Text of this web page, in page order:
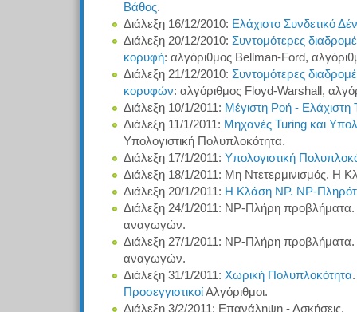
Βάθος.
Διάλεξη 16/12/2010: Ελάχιστο Συνδετικό
Διάλεξη 20/12/2010: Συντομότερες
κορυφή: αλγόριθμος Bellman-Ford,
Διάλεξη 21/12/2010: Συντομότερες
κορυφών: αλγόριθμος Floyd-Warshall,
Διάλεξη 10/1/2011: Μέγιστη Ροή - Ελάχιστη
Διάλεξη 11/1/2011: Μηχανές Turing και
Υπολογιστική Πολυπλοκότητα.
Διάλεξη 17/1/2011: Υπολογιστική
Διάλεξη 18/1/2011: Μη Ντετερμινισμός. Η
Διάλεξη 20/1/2011: Η Κλάση NP. NP-
Διάλεξη 24/1/2011: NP-Πλήρη
αναγωγών.
Διάλεξη 27/1/2011: NP-Πλήρη
αναγωγών.
Διάλεξη 31/1/2011: Χωρική Πολυπλοκότητα
ΠροσεγγιστικοίΑλγόριθμοι.
Διάλεξη 3/2/2011: Επανάληψη - Ασκήσεις.